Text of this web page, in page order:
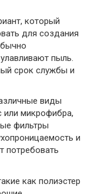
который
для создания
пыль.
срок службы и
виды
или микрофибра,
фильтры
и
потребовать
как полиэстер